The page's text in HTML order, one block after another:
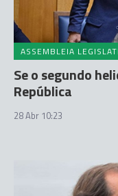
ASSEMBLEIA
Se o segundo
República
28 Abr 10:23